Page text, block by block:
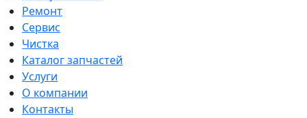
Ремонт
Сервис
Чистка
Каталог запчастей
Услуги
О компании
Контакты